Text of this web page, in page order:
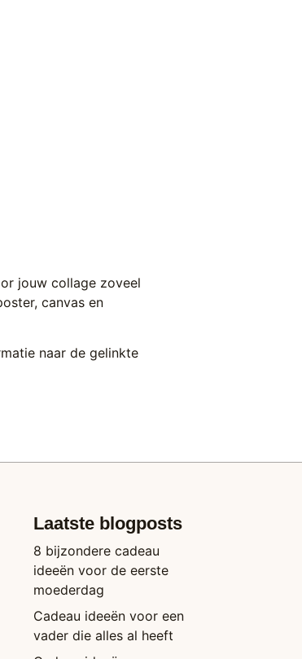
jouw collage zoveel
canvas en
naar de gelinkte
Laatste blogposts
8 bijzondere cadeau
ideeën voor de eerste
moederdag
Cadeau ideeën voor een
vader die alles al heeft